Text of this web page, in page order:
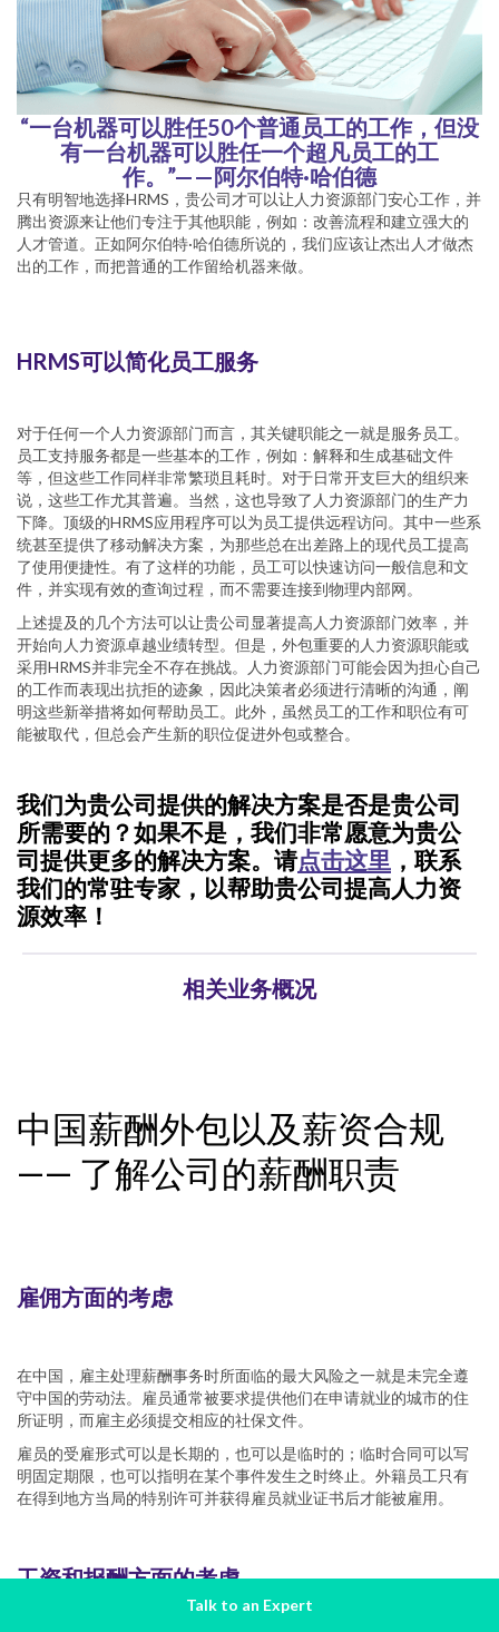
“一台机器可以胜任50个普通员工的工作，但没
有一台机器可以胜任一个超凡员工的工
作。”——阿尔伯特·哈伯德
只有明智地选择HRMS，贵公司才可以让人力资源部门安心工作，并
腾出资源来让他们专注于其他职能，例如：改善流程和建立强大的
人才管道。正如阿尔伯特·哈伯德所说的，我们应该让杰出人才做杰
出的工作，而把普通的工作留给机器来做。
HRMS可以简化员工服务
对于任何一个人力资源部门而言，其关键职能之一就是服务员工。
员工支持服务都是一些基本的工作，例如：解释和生成基础文件
等，但这些工作同样非常繁琐且耗时。对于日常开支巨大的组织来
说，这些工作尤其普遍。当然，这也导致了人力资源部门的生产力
下降。顶级的HRMS应用程序可以为员工提供远程访问。其中一些系
统甚至提供了移动解决方案，为那些总在出差路上的现代员工提高
了使用便捷性。有了这样的功能，员工可以快速访问一般信息和文
件，并实现有效的查询过程，而不需要连接到物理内部网。
上述提及的几个方法可以让贵公司显著提高人力资源部门效率，并
开始向人力资源卓越业绩转型。但是，外包重要的人力资源职能或
采用HRMS并非完全不存在挑战。人力资源部门可能会因为担心自己
的工作而表现出抗拒的迹象，因此决策者必须进行清晰的沟通，阐
明这些新举措将如何帮助员工。此外，虽然员工的工作和职位有可
能被取代，但总会产生新的职位促进外包或整合。
我们为贵公司提供的解决方案是否是贵公司
所需要的？如果不是，我们非常愿意为贵公
司提供更多的解决方案。请点击这里 ，联系
我们的常驻专家，以帮助贵公司提高人力资
源效率！
相关业务概况
中国薪酬外包以及薪资合规
—— 了解公司的薪酬职责
雇佣方面的考虑
在中国，雇主处理薪酬事务时所面临的最大风险之一就是未完全遵
守中国的劳动法。雇员通常被要求提供他们在申请就业的城市的住
所证明，而雇主必须提交相应的社保文件。
雇员的受雇形式可以是长期的，也可以是临时的；临时合同可以写
明固定期限，也可以指明在某个事件发生之时终止。外籍员工只有
在得到地方当局的特别许可并获得雇员就业证书后才能被雇用。
工资和报酬方面的考虑
Talk to an Expert